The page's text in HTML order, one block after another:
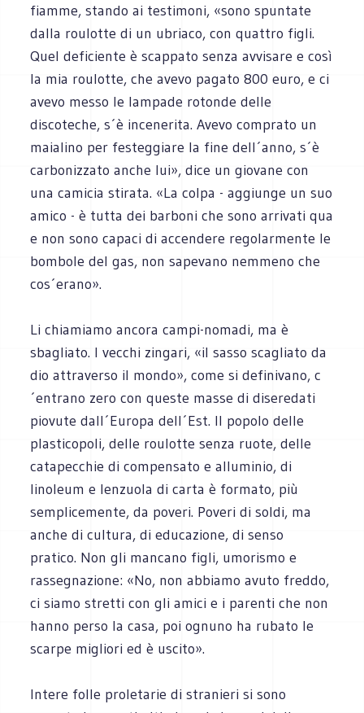
fiamme, stando ai testimoni, «sono spuntate
dalla roulotte di un ubriaco, con quattro figli.
Quel deficiente è scappato senza avvisare e così
la mia roulotte, che avevo pagato 800 euro, e ci
avevo messo le lampade rotonde delle
discoteche, s´è incenerita. Avevo comprato un
maialino per festeggiare la fine dell´anno, s´è
carbonizzato anche lui», dice un giovane con
una camicia stirata. «La colpa - aggiunge un suo
amico - è tutta dei barboni che sono arrivati qua
e non sono capaci di accendere regolarmente le
bombole del gas, non sapevano nemmeno che
cos´erano».
Li chiamiamo ancora campi-nomadi, ma è
sbagliato. I vecchi zingari, «il sasso scagliato da
dio attraverso il mondo», come si definivano, c
´entrano zero con queste masse di diseredati
piovute dall´Europa dell´Est. Il popolo delle
plasticopoli, delle roulotte senza ruote, delle
catapecchie di compensato e alluminio, di
linoleum e lenzuola di carta è formato, più
semplicemente, da poveri. Poveri di soldi, ma
anche di cultura, di educazione, di senso
pratico. Non gli mancano figli, umorismo e
rassegnazione: «No, non abbiamo avuto freddo,
ci siamo stretti con gli amici e i parenti che non
hanno perso la casa, poi ognuno ha rubato le
scarpe migliori ed è uscito».
Intere folle proletarie di stranieri si sono